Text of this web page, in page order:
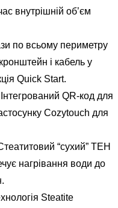
внутрішній об’єм
по всьому периметру
і кабель у
Quick Start.
QR-код для
Cozytouch для
“сухий” ТЕН
нагрівання води до
Steatite